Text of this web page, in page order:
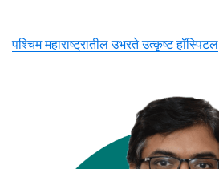
पश्चिम महाराष्ट्रातील उभरते उत्कृष्ट हॉस्पिटल